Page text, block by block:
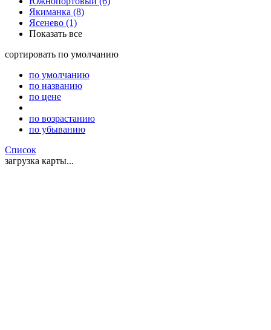
Якиманка (8)
Ясенево (1)
Показать все
сортировать по умолчанию
по умолчанию
по названию
по цене
по возрастанию
по убыванию
Список
загрузка карты...